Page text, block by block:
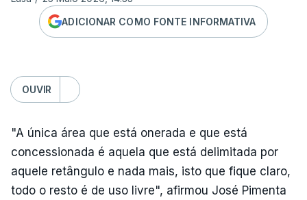
ADICIONAR COMO FONTE INFORMATIVA
OUVIR
"A única área que está onerada e que está
concessionada é aquela que está delimitada por
aquele retângulo e nada mais, isto que fique claro,
todo o resto é de uso livre", afirmou José Pimenta